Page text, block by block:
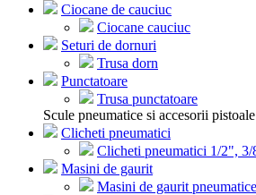
Ciocane de cauciuc
Ciocane cauciuc
Seturi de dornuri
Trusa dorn
Punctatoare
Trusa punctatoare
Scule pneumatice si accesorii
Clicheti pneumatici
Clicheti pneumatici 1/2", 3/
Masini de gaurit
Masini de gaurit pneumatice